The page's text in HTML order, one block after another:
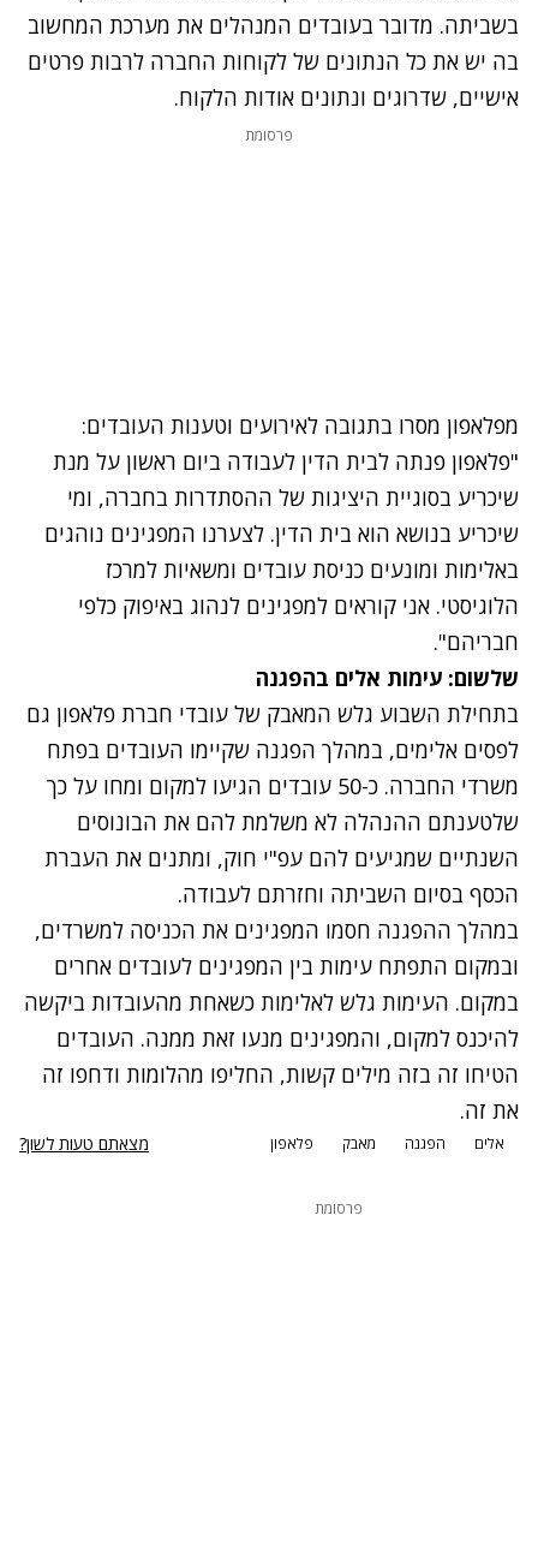
בשביתה. מדובר בעובדים המנהלים את מערכת המחשוב
בה יש את כל הנתונים של לקוחות החברה לרבות פרטים
אישיים, שדרוגים ונתונים אודות הלקוח.
פרסומת
מפלאפון מסרו בתגובה לאירועים וטענות העובדים:
"פלאפון פנתה לבית הדין לעבודה ביום ראשון על מנת
שיכריע בסוגיית היציגות של ההסתדרות בחברה, ומי
שיכריע בנושא הוא בית הדין. לצערנו המפגינים נוהגים
באלימות ומונעים כניסת עובדים ומשאיות למרכז
הלוגיסטי. אני קוראים למפגינים לנהוג באיפוק כלפי
חבריהם".
שלשום: עימות אלים בהפגנה
בתחילת השבוע גלש המאבק של עובדי חברת פלאפון גם
לפסים אלימים, במהלך הפגנה שקיימו העובדים בפתח
משרדי החברה. כ-50 עובדים הגיעו למקום ומחו על כך
שלטענתם ההנהלה לא משלמת להם את הבונוסים
השנתיים שמגיעים להם עפ"י חוק, ומתנים את העברת
הכסף בסיום השביתה וחזרתם לעבודה.
במהלך ההפגנה חסמו המפגינים את הכניסה למשרדים,
ובמקום התפתח עימות בין המפגינים לעובדים אחרים
במקום. העימות גלש לאלימות כשאחת מהעובדות ביקשה
להיכנס למקום, והמפגינים מנעו זאת ממנה. העובדים
הטיחו זה בזה מילים קשות, החליפו מהלומות ודחפו זה
את זה.
אלים הפגנה מאבק פלאפון מצאתם טעות לשון?
פרסומת